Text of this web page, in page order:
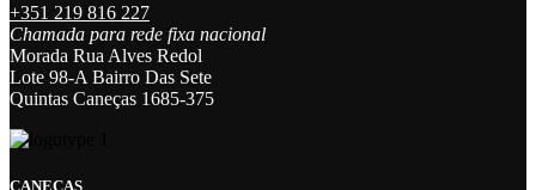
+351 219 816 227
Chamada para rede fixa nacional
Morada Rua Alves Redol
Lote 98-A Bairro Das Sete
Quintas Caneças 1685-375
CANEÇAS